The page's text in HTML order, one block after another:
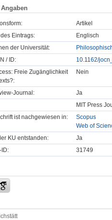
Artikel
Eintrags:
Englisch
der Universität:
/ ID:
10.1162/
Freie Zugänglichkeit
Nein
Journal:
Ja
MIT Press
ist nachgewiesen in:
Scopus
Web of
KU entstanden:
Ja
ID:
31749